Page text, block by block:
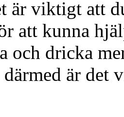
är viktigt att
att kunna
och dricka
är det